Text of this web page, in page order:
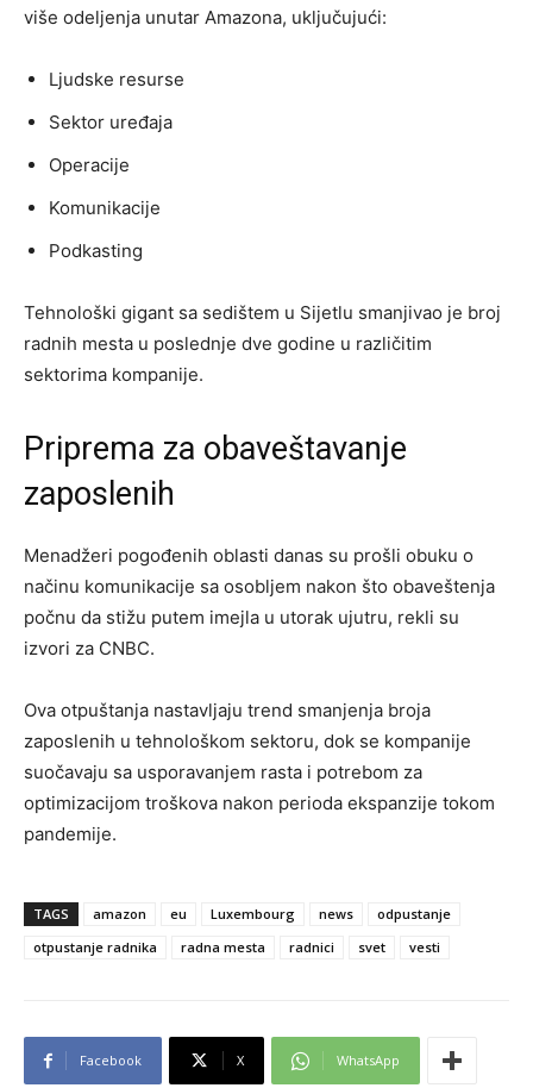
više odeljenja unutar Amazona, uključujući:
Ljudske resurse
Sektor uređaja
Operacije
Komunikacije
Podkasting
Tehnološki gigant sa sedištem u Sijetlu smanjivao je broj
radnih mesta u poslednje dve godine u različitim
sektorima kompanije.
Priprema za obaveštavanje
zaposlenih
Menadžeri pogođenih oblasti danas su prošli obuku o
načinu komunikacije sa osobljem nakon što obaveštenja
počnu da stižu putem imejla u utorak ujutru, rekli su
izvori za CNBC.
Ova otpuštanja nastavljaju trend smanjenja broja
zaposlenih u tehnološkom sektoru, dok se kompanije
suočavaju sa usporavanjem rasta i potrebom za
optimizacijom troškova nakon perioda ekspanzije tokom
pandemije.
TAGS amazon eu Luxembourg news
odpustanje
otpustanje radnika
radna mesta radnici svet vesti
Facebook X WhatsApp